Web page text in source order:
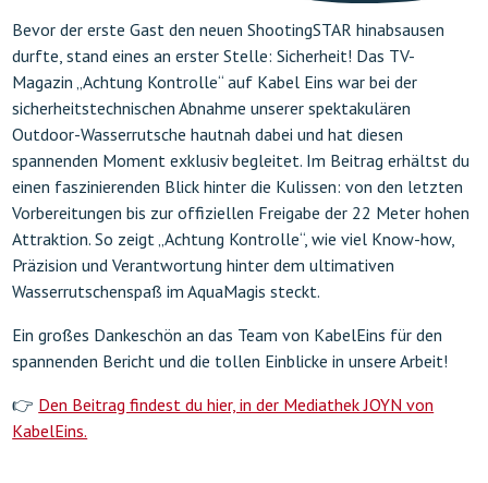
Bevor der erste Gast den neuen ShootingSTAR hinabsausen
durfte, stand eines an erster Stelle: Sicherheit! Das TV-
Magazin „Achtung Kontrolle“ auf Kabel Eins war bei der
sicherheitstechnischen Abnahme unserer spektakulären
Outdoor-Wasserrutsche hautnah dabei und hat diesen
spannenden Moment exklusiv begleitet. Im Beitrag erhältst du
einen faszinierenden Blick hinter die Kulissen: von den letzten
Vorbereitungen bis zur offiziellen Freigabe der 22 Meter hohen
Attraktion. So zeigt „Achtung Kontrolle“, wie viel Know-how,
Präzision und Verantwortung hinter dem ultimativen
Wasserrutschenspaß im AquaMagis steckt.
Ein großes Dankeschön an das Team von KabelEins für den
spannenden Bericht und die tollen Einblicke in unsere Arbeit!
👉 Den Beitrag findest du hier, in der Mediathek JOYN von
KabelEins.